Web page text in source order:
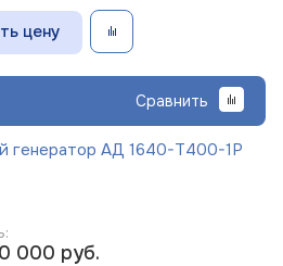
цену
Сравнить
генератор АД 1640-Т400-1Р
000 руб.